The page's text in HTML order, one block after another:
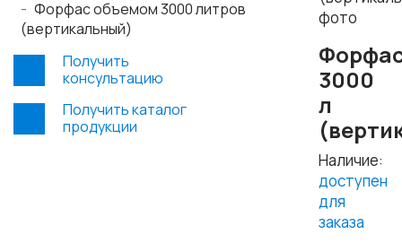
Форфас объемом 3000 литров
(вертикальный)
Получить
консультацию
Получить каталог
продукции
3000
л
Наличие:
доступен
для
заказа